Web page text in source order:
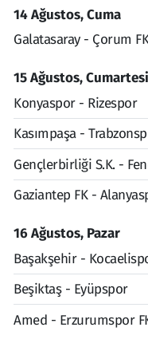
14 Ağustos, Cuma
Galatasaray - Çorum FK
15 Ağustos, Cumartesi
Konyaspor - Rizespor
Kasımpaşa -
Gençlerbirliği S.K. -
Gaziantep FK -
16 Ağustos, Pazar
Başakşehir -
Beşiktaş - Eyüpspor
Amed - Erzurumspor